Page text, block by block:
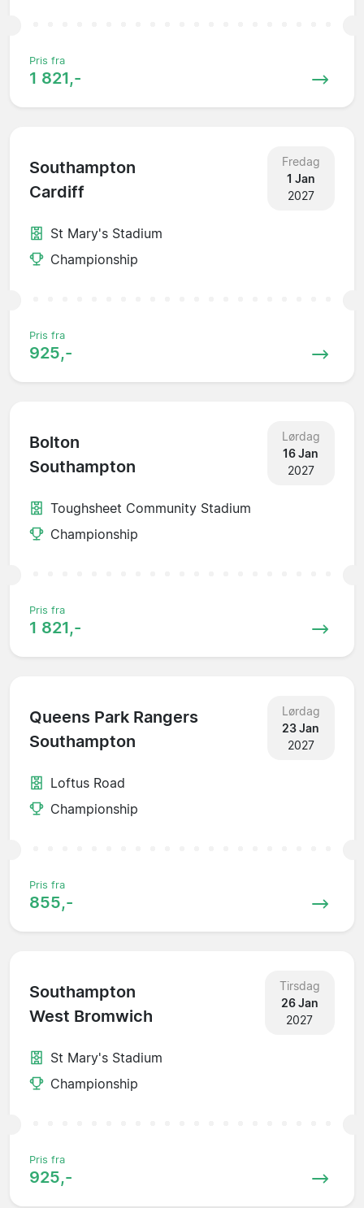
Pris fra
1 821,-
Southampton
Cardiff
Fredag
1 Jan
2027
St Mary's Stadium
Championship
Pris fra
925,-
Bolton
Southampton
Lørdag
16 Jan
2027
Toughsheet Community Stadium
Championship
Pris fra
1 821,-
Queens Park Rangers
Southampton
Lørdag
23 Jan
2027
Loftus Road
Championship
Pris fra
855,-
Southampton
West Bromwich
Tirsdag
26 Jan
2027
St Mary's Stadium
Championship
Pris fra
925,-